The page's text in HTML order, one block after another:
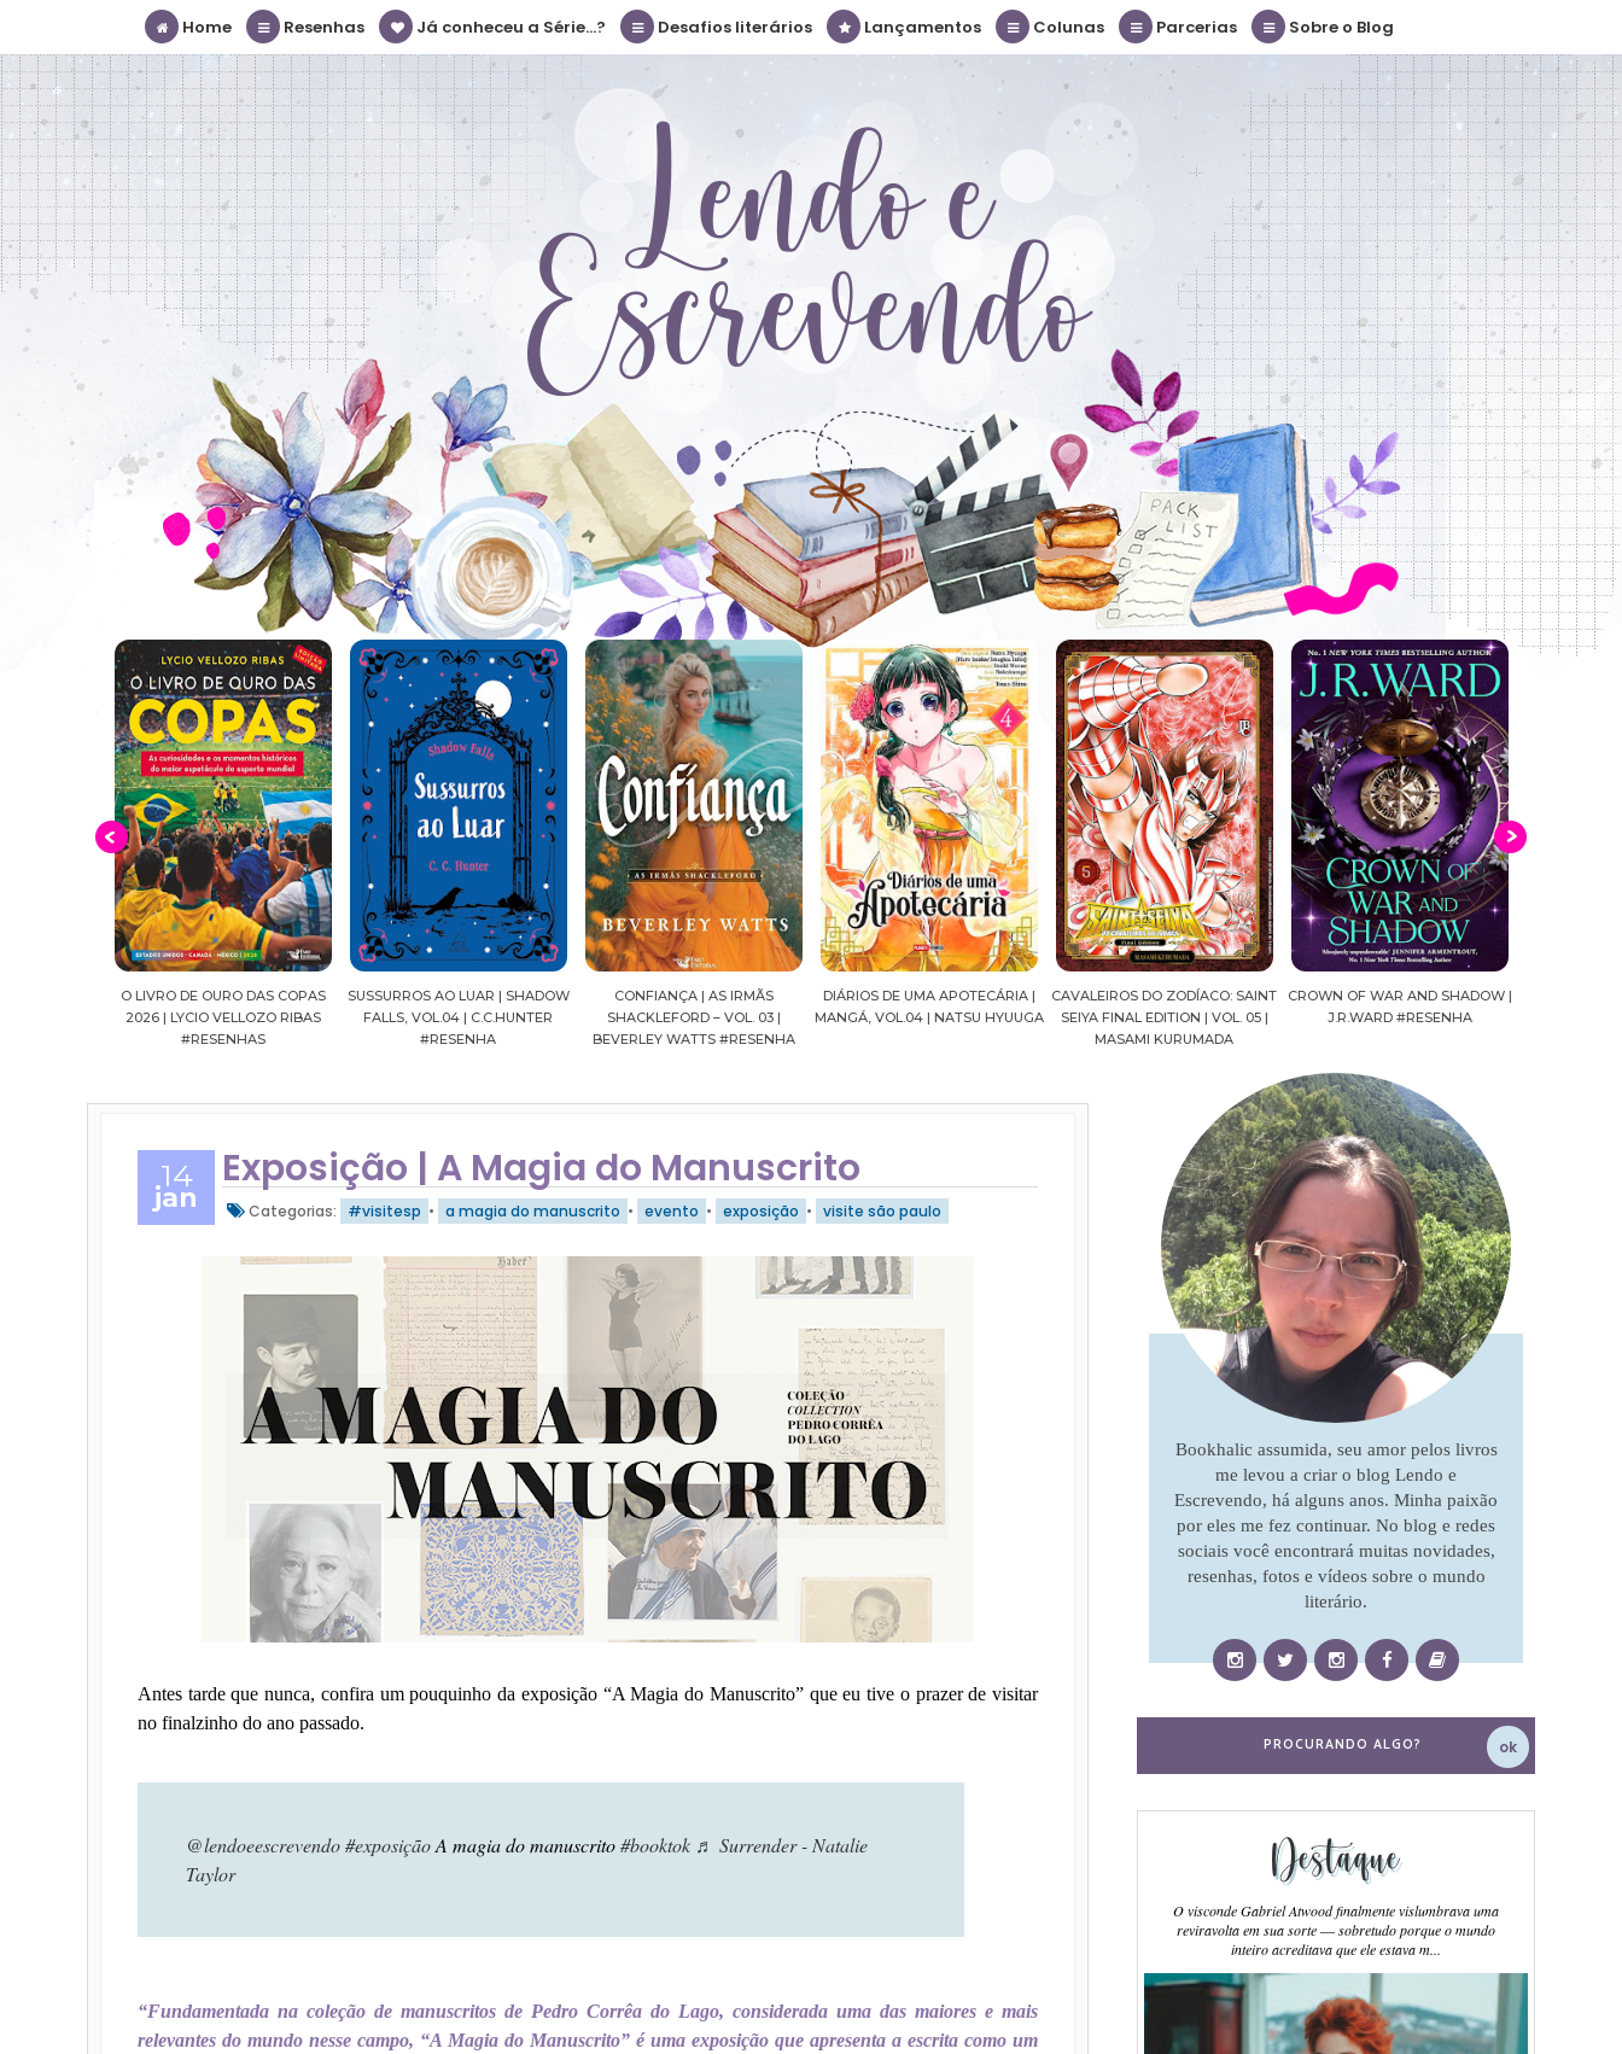
Home Resenhas Já conheceu a Série...? Desafios literários Lançamentos Colunas Parcerias Sobre o Blog
O LIVRO DE OURO DAS COPAS
2026 | LYCIO VELLOZO RIBAS
#RESENHAS
SUSSURROS AO LUAR | SHADOW
FALLS, VOL.04 | C.C.HUNTER
#RESENHA
CONFIANÇA | AS IRMÃS
SHACKLEFORD – VOL. 03 |
BEVERLEY WATTS #RESENHA
DIÁRIOS DE UMA APOTECÁRIA |
MANGÁ, VOL.04 | NATSU HYUUGA
CAVALEIROS DO ZODÍACO: SAINT
SEIYA FINAL EDITION | VOL. 05 |
MASAMI KURUMADA
CROWN OF WAR AND SHADOW |
J.R.WARD #RESENHA
A DROGA DA
QUADRINHOS | PEDRO
14
jan
Exposição | A Magia do Manuscrito
Categorias: #visitesp • a magia do manuscrito • evento • exposição • visite são paulo
Antes tarde que nunca, confira um pouquinho da exposição “A Magia do Manuscrito” que eu tive o prazer de visitar
no finalzinho do ano passado.
@lendoeescrevendo#exposiçãoA magia do manuscrito#booktok ♬ Surrender - Natalie
Taylor
“Fundamentada na coleção de manuscritos de Pedro Corrêa do Lago, considerada uma das maiores e mais
relevantes do mundo nesse campo, “A Magia do Manuscrito” é uma exposição que apresenta a escrita como um
Bookhalic assumida, seu amor pelos livros
me levou a criar o blog Lendo e
Escrevendo, há alguns anos. Minha paixão
por eles me fez continuar. No blog e redes
sociais você encontrará muitas novidades,
resenhas, fotos e vídeos sobre o mundo
literário.
Destaque
O visconde Gabriel Atwood finalmente vislumbrava uma
reviravolta em sua sorte ― sobretudo porque o mundo
inteiro acreditava que ele estava m...